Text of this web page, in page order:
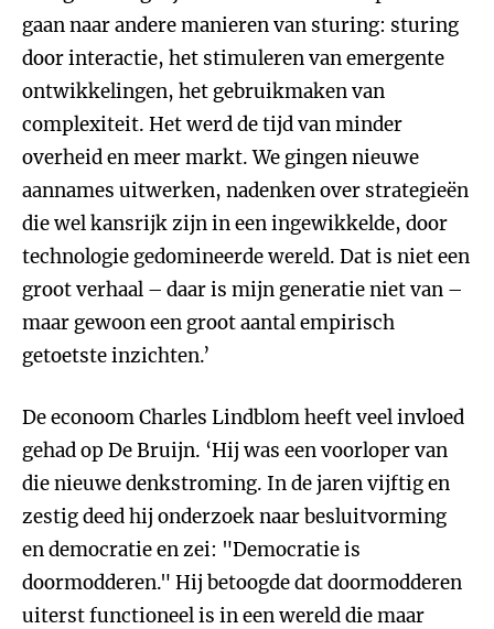
gaan naar andere manieren van sturing: sturing
door interactie, het stimuleren van emergente
ontwikkelingen, het gebruikmaken van
complexiteit. Het werd de tijd van minder
overheid en meer markt. We gingen nieuwe
aannames uitwerken, nadenken over strategieën
die wel kansrijk zijn in een ingewikkelde, door
technologie gedomineerde wereld. Dat is niet een
groot verhaal – daar is mijn generatie niet van –
maar gewoon een groot aantal empirisch
getoetste inzichten.’
De econoom Charles Lindblom heeft veel invloed
gehad op De Bruijn. ‘Hij was een voorloper van
die nieuwe denkstroming. In de jaren vijftig en
zestig deed hij onderzoek naar besluitvorming
en democratie en zei: "Democratie is
doormodderen." Hij betoogde dat doormodderen
uiterst functioneel is in een wereld die maar